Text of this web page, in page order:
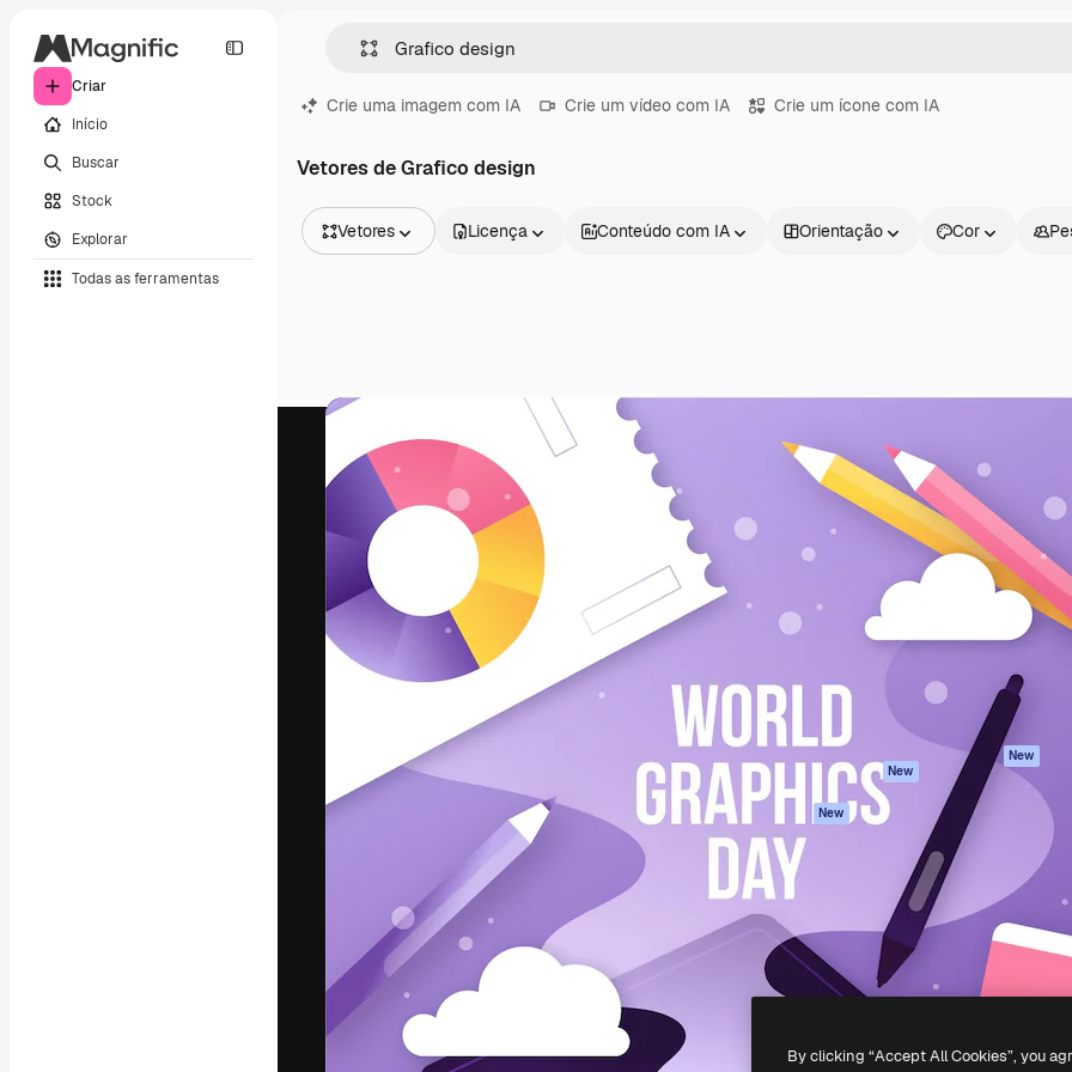
Criar
Início
Buscar
Stock
Explorar
Todas as ferramentas
Crie uma imagem com IA Crie um vídeo com IA Crie um ícone com IA
Vetores de Grafico design
Vetores
Vídeos
Animações
Modelos de vídeos
Ícones
Modelos 3D
Fontes
Licença Conteúdo com IA Orientação Cor
A plataforma criativa para você direcionar
seu melhor trabalho. Mais de 1 milhão de
assinantes entre criativos, empresas,
agências e estúdios.
Português
Produtos
Spaces
Gerador de
Texto para voz
Conteúdo de stock
MCP para
Claude/ChatGPT
New
New
API
App móvel
Todas as
ferramentas
Começar
Academy
Documentação
Atendimento
Termos e
condições
Política de
privacidade
Originais New
Política de cookies
Central de
confiabilidade
Afiliados
Empresas
Copyright © 2010- Freepik Company S.L.U. Todos os direitos reservados.
By clicking “Accept All Cookies”, you